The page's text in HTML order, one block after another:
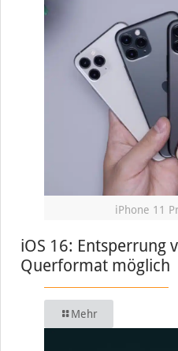
iPhone 11
iOS 16: Entsperrung
Querformat möglich
Mehr